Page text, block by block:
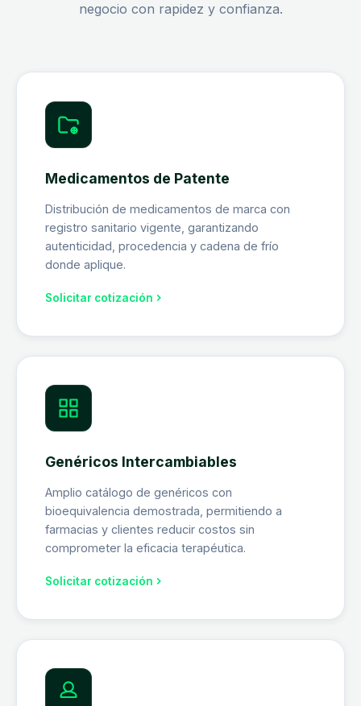
negocio con rapidez y confianza.
Medicamentos de Patente
Distribución de medicamentos de marca con
registro sanitario vigente, garantizando
autenticidad, procedencia y cadena de frío
donde aplique.
Solicitar cotización
Genéricos Intercambiables
Amplio catálogo de genéricos con
bioequivalencia demostrada, permitiendo a
farmacias y clientes reducir costos sin
comprometer la eficacia terapéutica.
Solicitar cotización